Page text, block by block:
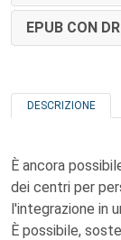
EPUB CON
DESCRIZIONE
È ancora
dei centri per
l'integrazione in
È possibile,